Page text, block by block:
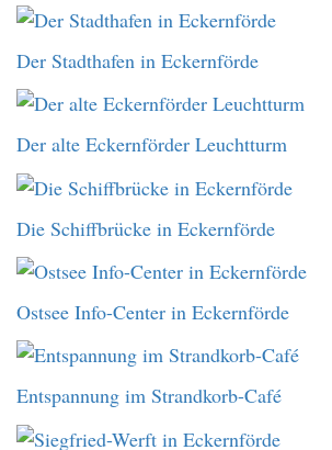
Der Stadthafen in Eckernförde
Der alte Eckernförder Leuchtturm
Die Schiffbrücke in Eckernförde
Ostsee Info-Center in Eckernförde
Entspannung im Strandkorb-Café